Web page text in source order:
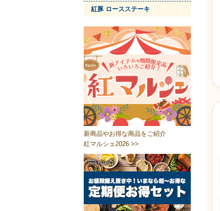
紅豚 ロースステーキ
新商品やお得な商品をご紹介
紅マルシェ2026 >>